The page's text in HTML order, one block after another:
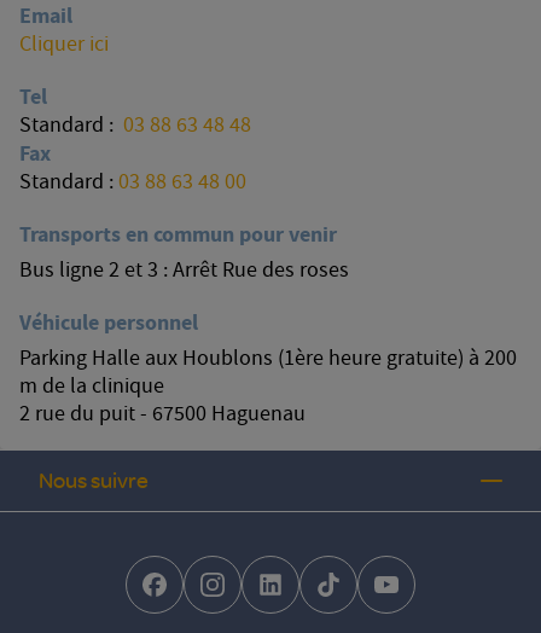
Email
Cliquer ici
Tel
Standard : 03 88 63 48 48
Fax
Standard :03 88 63 48 00
Transports en commun pour venir
Bus ligne 2 et 3 : Arrêt Rue des roses
Véhicule personnel
Parking Halle aux Houblons (1ère heure gratuite) à 200
m de la clinique
2 rue du puit - 67500 Haguenau
Nous suivre
facebook-brands
instagramlinkedin-brands
tiktok-brands
youtube